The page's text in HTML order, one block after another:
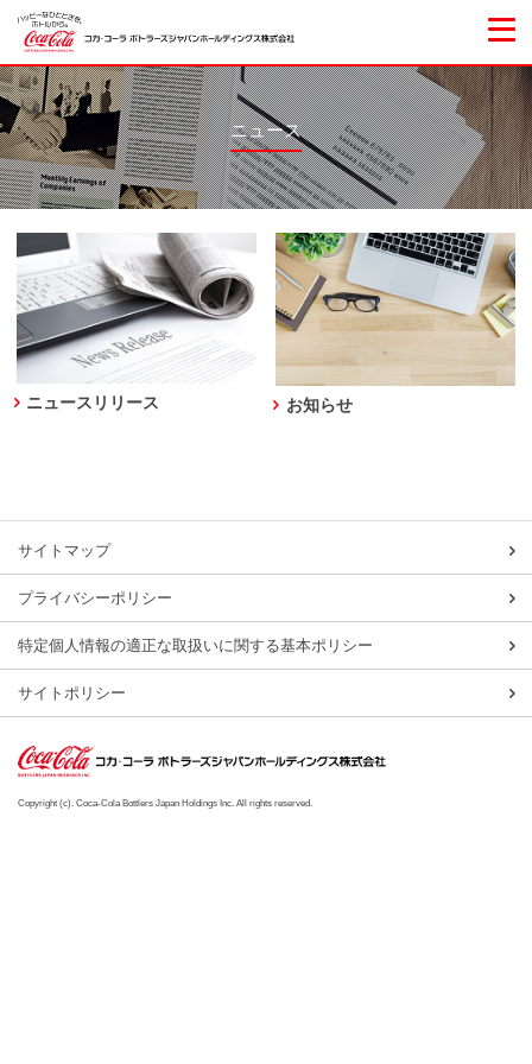
ニュース
ニュースリリース お知らせ
サイトマップ
プライバシーポリシー
特定個人情報の適正な取扱いに関する基本ポリシー
サイトポリシー
Copyright (c). Coca-Cola Bottlers Japan Holdings Inc. All rights reserved.